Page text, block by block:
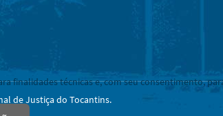
de Justiça do Tocantins.
finalidades técnicas e, com seu consentimento,